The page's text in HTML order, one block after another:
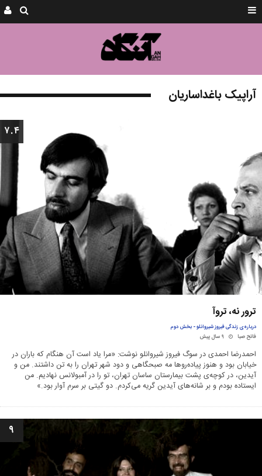
آراپیک باغداساریان
۷.۴
ترور نه، تروآ
درباره‌ی زندگی فیروز شیروانلو - بخش دوم
فاتح صبا
۹ سال پیش
احمدرضا احمدی در سوگ فیروز شیروانلو نوشت:‌ «مرا یاد است آن هنگام که باران در
خیابان بود و هنوز پیاده‌روها مه صبحگاهی و دود شهر تهران را به تن داشتند. من و
آیدین، در کوچه‌ی پشت بیمارستان ساسان تهران، تو را در آمبولانس نهادیم. من
ایستاده بودم و بر شانه‌های آیدین گریه می‌کردم. دو گیتی بر سرم آوار بود.»
۹